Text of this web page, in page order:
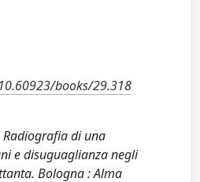
books/29.318
Radiografia di una
e disuguaglianza negli
Bologna : Alma